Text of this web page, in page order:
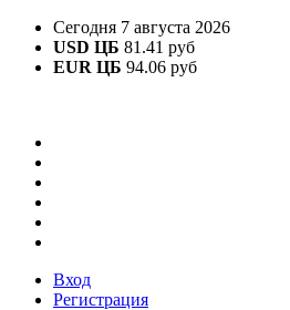
Сегодня 7 августа 2026
USD ЦБ 81.41 руб
EUR ЦБ 94.06 руб
Вход
Регистрация